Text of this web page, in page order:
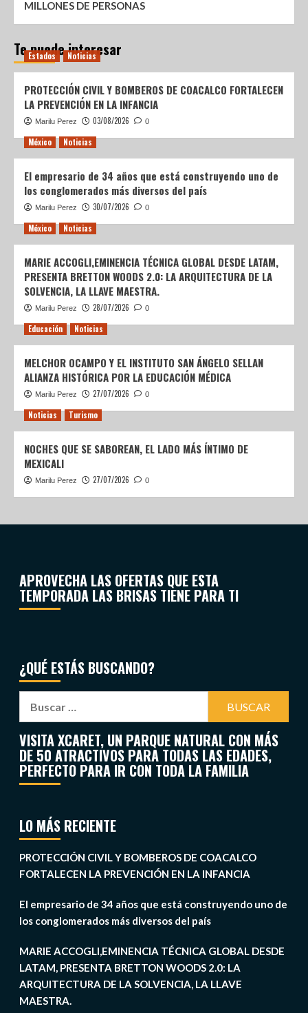
MILLONES DE PERSONAS
Te puede interesar
Estados Noticias
PROTECCIÓN CIVIL Y BOMBEROS DE COACALCO FORTALECEN
LA PREVENCIÓN EN LA INFANCIA
Marilu Perez 03/08/2026 0
México Noticias
El empresario de 34 años que está construyendo uno de
los conglomerados más diversos del país
Marilu Perez 30/07/2026 0
México Noticias
MARIE ACCOGLI,EMINENCIA TÉCNICA GLOBAL DESDE LATAM,
PRESENTA BRETTON WOODS 2.0: LA ARQUITECTURA DE LA
SOLVENCIA, LA LLAVE MAESTRA.
Marilu Perez 28/07/2026 0
Educación Noticias
MELCHOR OCAMPO Y EL INSTITUTO SAN ÁNGELO SELLAN
ALIANZA HISTÓRICA POR LA EDUCACIÓN MÉDICA
Marilu Perez 27/07/2026 0
Noticias Turismo
NOCHES QUE SE SABOREAN, EL LADO MÁS ÍNTIMO DE
MEXICALI
Marilu Perez 27/07/2026 0
APROVECHA LAS OFERTAS QUE ESTA
TEMPORADA LAS BRISAS TIENE PARA TI
¿QUÉ ESTÁS BUSCANDO?
VISITA XCARET, UN PARQUE NATURAL CON MÁS
DE 50 ATRACTIVOS PARA TODAS LAS EDADES,
PERFECTO PARA IR CON TODA LA FAMILIA
LO MÁS RECIENTE
PROTECCIÓN CIVIL Y BOMBEROS DE COACALCO
FORTALECEN LA PREVENCIÓN EN LA INFANCIA
El empresario de 34 años que está construyendo uno de
los conglomerados más diversos del país
MARIE ACCOGLI,EMINENCIA TÉCNICA GLOBAL DESDE
LATAM, PRESENTA BRETTON WOODS 2.0: LA
ARQUITECTURA DE LA SOLVENCIA, LA LLAVE
MAESTRA.